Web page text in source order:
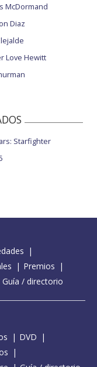
McDormand
Diaz
Love Hewitt
Starfighter
Premios
Guía / directorio
DVD